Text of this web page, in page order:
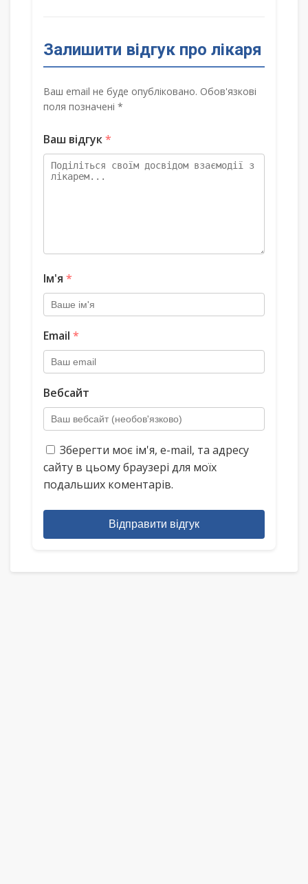
Залишити відгук про лікаря
Ваш email не буде опубліковано. Обов'язкові
поля позначені *
Ваш відгук*
Ім'я *
Email *
Вебсайт
Зберегти моє ім'я, e-mail, та адресу
сайту в цьому браузері для моїх
подальших коментарів.
Відправити відгук